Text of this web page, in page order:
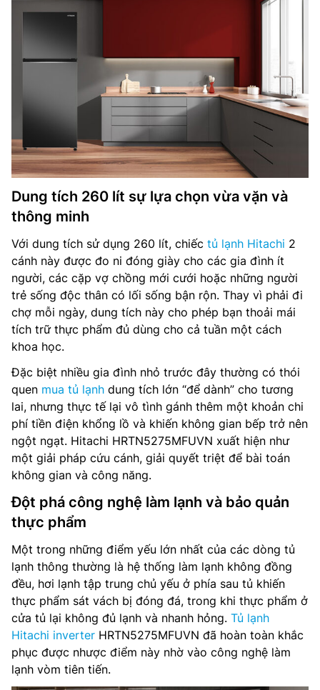
Dung tích 260 lít sự lựa chọn vừa vặn và
thông minh
Với dung tích sử dụng 260 lít, chiếc tủ lạnh Hitachi 2
cánh này được đo ni đóng giày cho các gia đình ít
người, các cặp vợ chồng mới cưới hoặc những người
trẻ sống độc thân có lối sống bận rộn. Thay vì phải đi
chợ mỗi ngày, dung tích này cho phép bạn thoải mái
tích trữ thực phẩm đủ dùng cho cả tuần một cách
khoa học.
Đặc biệt nhiều gia đình nhỏ trước đây thường có thói
quen mua tủ lạnh dung tích lớn “để dành” cho tương
lai, nhưng thực tế lại vô tình gánh thêm một khoản chi
phí tiền điện khổng lồ và khiến không gian bếp trở nên
ngột ngạt. Hitachi HRTN5275MFUVN xuất hiện như
một giải pháp cứu cánh, giải quyết triệt để bài toán
không gian và công năng.
Đột phá công nghệ làm lạnh và bảo quản
thực phẩm
Một trong những điểm yếu lớn nhất của các dòng tủ
lạnh thông thường là hệ thống làm lạnh không đồng
đều, hơi lạnh tập trung chủ yếu ở phía sau tủ khiến
thực phẩm sát vách bị đóng đá, trong khi thực phẩm ở
cửa tủ lại không đủ lạnh và nhanh hỏng. Tủ lạnh
Hitachi inverter HRTN5275MFUVN đã hoàn toàn khắc
phục được nhược điểm này nhờ vào công nghệ làm
lạnh vòm tiên tiến.